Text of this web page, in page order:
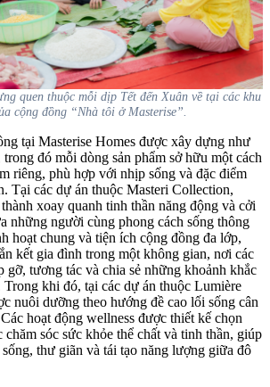
quen thuộc mỗi dịp Tết đến Xuân về tại các khu
cộng đồng “Nhà tôi ở Masterise”.
tại Masterise Homes được xây dựng như
đó mỗi dòng sản phẩm sở hữu một cách
riêng, phù hợp với nhịp sống và đặc điểm
Tại các dự án thuộc Masteri Collection,
xoay quanh tinh thần năng động và cởi
những người cùng phong cách sống thông
hoạt chung và tiện ích cộng đồng đa lớp,
kết gia đình trong một không gian, nơi các
gỡ, tương tác và chia sẻ những khoảnh khắc
khi đó, tại các dự án thuộc Lumière
nuôi dưỡng theo hướng đề cao lối sống cân
hoạt động wellness được thiết kế chọn
sóc sức khỏe thể chất và tinh thần, giúp
thư giãn và tái tạo năng lượng giữa đô